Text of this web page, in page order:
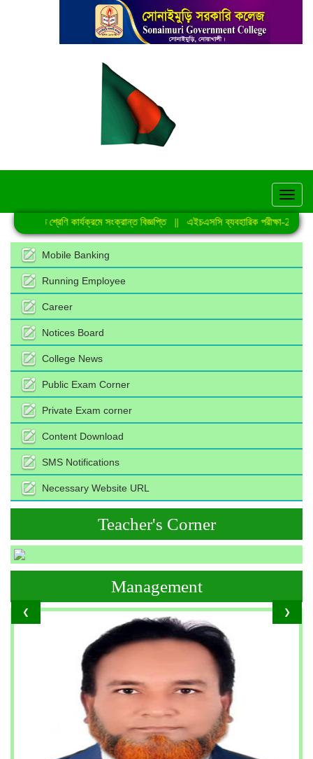
নিয়মিত শ্রেণি কার্যক্রমে সংক্রান্ত বিজ্ঞপ্তি|| এইচএসসি ব্যবহারিক পরীক্ষা-2026 এর
Mobile Banking
Running Employee
Career
Notices Board
College News
Public Exam Corner
Private Exam corner
Content Download
SMS Notifications
Necessary Website URL
Teacher's Corner
❮ ❯
Management